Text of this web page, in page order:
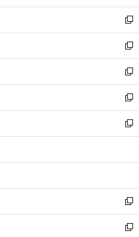
開
く
ウ
で
開
く
ン
ド
ウ
で
開
く
ウ
ィ
ン
ド
ウ
で
開
く
新
し
い
ウ
ィ
ン
ド
ウ
で
開
新
し
い
ウ
ィ
ン
ド
ウ
開
新
し
い
ウ
ィ
ン
ウ
開
く
新
し
い
ウ
ン
ウ
で
開
く
新
し
ウ
ン
ド
ウ
で
新
し
い
新